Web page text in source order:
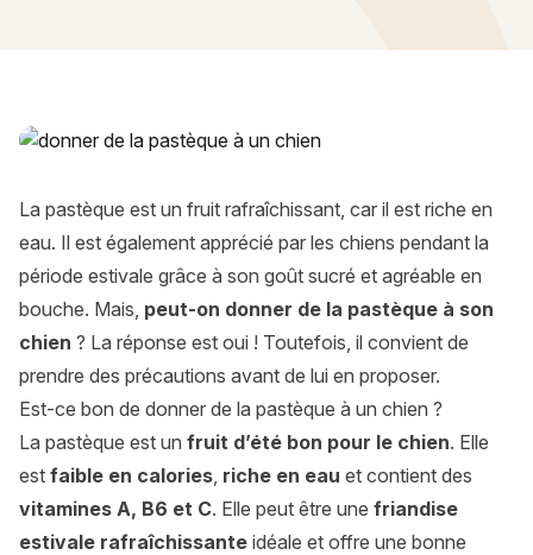
Peut-on donner de la pastèque à son chien ?
La pastèque est un fruit rafraîchissant, car il est riche en
eau. Il est également apprécié par les chiens pendant la
période estivale grâce à son goût sucré et agréable en
bouche. Mais, peut-on donner de la pastèque à son
chien ? La réponse est oui ! Toutefois, il convient de
prendre des précautions avant de lui en proposer.
Est-ce bon de donner de la pastèque à un chien ?
La pastèque est un fruit d’été bon pour le chien. Elle
est faible en calories, riche en eau et contient des
vitamines A, B6 et C. Elle peut être une friandise
estivale rafraîchissante idéale et offre une bonne